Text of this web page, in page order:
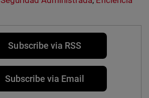
Subscribe via RSS
Subscribe via Email